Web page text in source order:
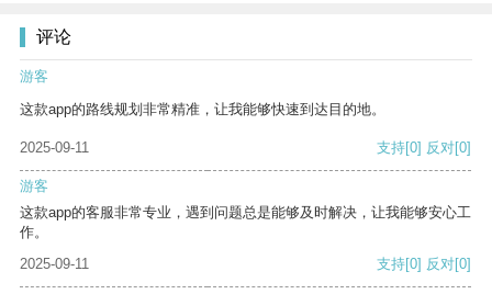
评论
游客
这款app的路线规划非常精准，让我能够快速到达目的地。
2025-09-11 支持[0] 反对[0]
游客
这款app的客服非常专业，遇到问题总是能够及时解决，让我能够安心工
作。
2025-09-11
支持[0] 反对[0]